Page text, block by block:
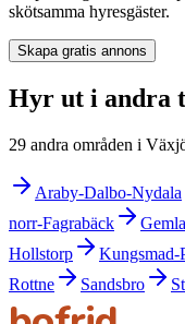
skötsamma hyresgäster.
Skapa gratis annons
Hyr ut i andra
29 andra områden i
Araby-Dalbo-Nydala
norr-Fagrabäck
Gemla
Hollstorp
Kungsmad-
Rottne
Sandsbro